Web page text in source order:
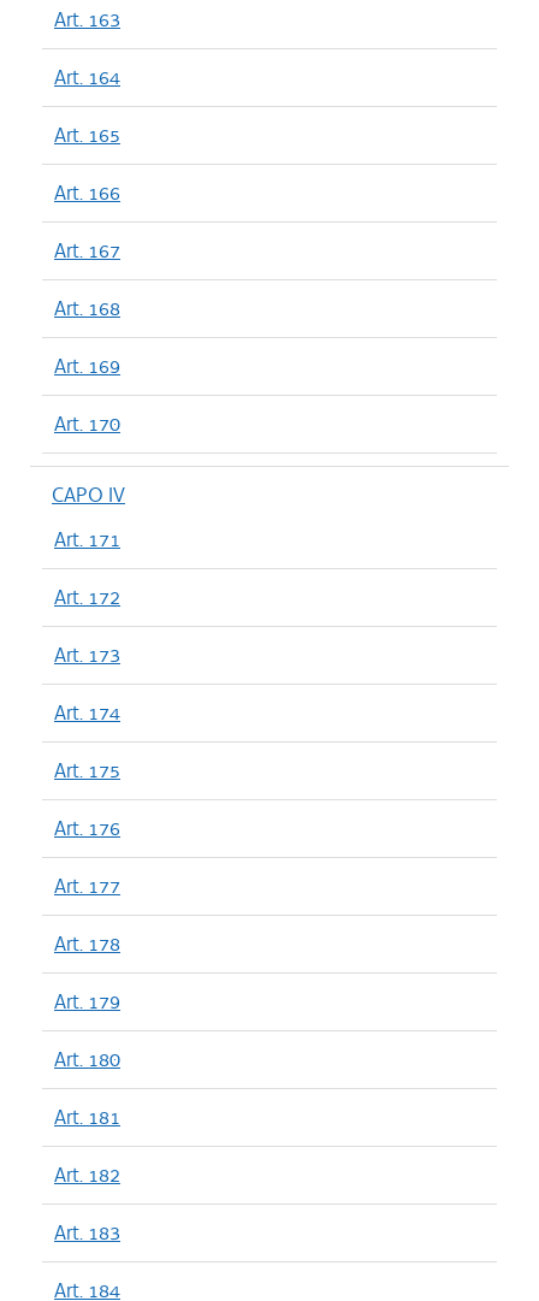
Art. 163
Art. 164
Art. 165
Art. 166
Art. 167
Art. 168
Art. 169
Art. 170
CAPO IV
Art. 171
Art. 172
Art. 173
Art. 174
Art. 175
Art. 176
Art. 177
Art. 178
Art. 179
Art. 180
Art. 181
Art. 182
Art. 183
Art. 184